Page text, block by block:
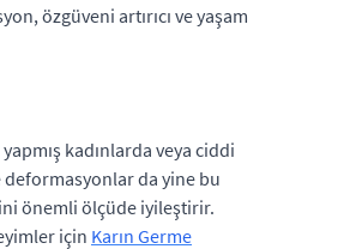
özgüveni artırıcı ve yaşam
kadınlarda veya ciddi
deformasyonlar da yine bu
önemli ölçüde iyileştirir.
için Karın Germe